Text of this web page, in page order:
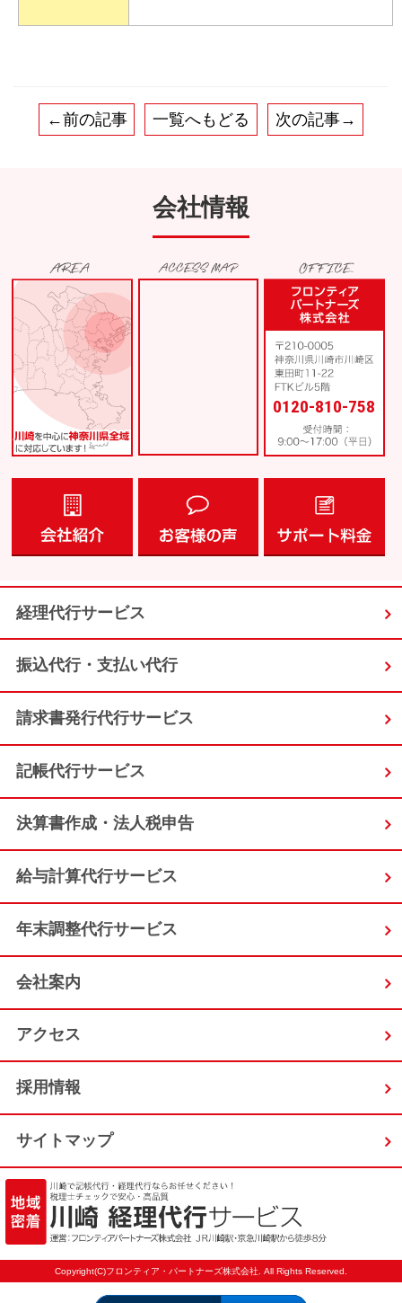
←前の記事 一覧へもどる 次の記事→
会社情報
0120-810-758
経理代行サービス
振込代行・支払い代行
請求書発行代行サービス
記帳代行サービス
決算書作成・法人税申告
給与計算代行サービス
年末調整代行サービス
会社案内
アクセス
採用情報
サイトマップ
Copyright(C)フロンティア・パートナーズ株式会社. All Rights Reserved.